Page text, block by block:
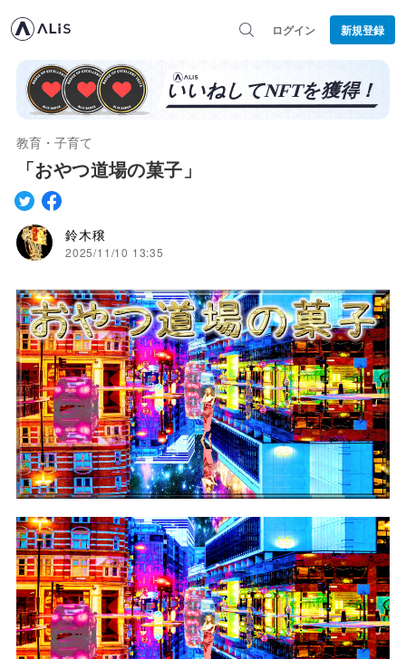
ログイン 新規登録
教育・子育て
「おやつ道場の菓子」
鈴木穣
2025/11/10 13:35